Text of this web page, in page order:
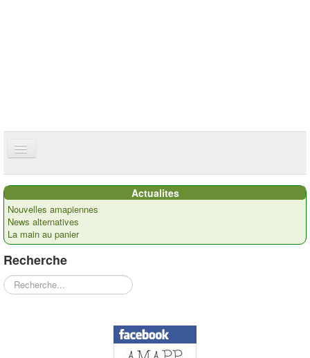
Accueil
Présentation
Actualités
Nos paysans
Commandes
Actualites
Nouvelles amapiennes
News alternatives
La main au panier
Recherche
Rechercher